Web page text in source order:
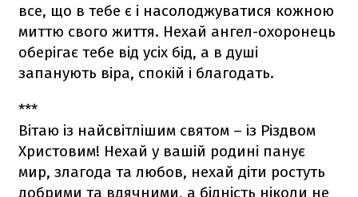
все, що в тебе є і насолоджуватися кожною
миттю свого життя. Нехай ангел-охоронець
оберігає тебе від усіх бід, а в душі
запанують віра, спокій і благодать.
***
Вітаю із найсвітлішим святом – із Різдвом
Христовим! Нехай у вашій родині панує
мир, злагода та любов, нехай діти ростуть
добрими та вдячними, а бідність ніколи не